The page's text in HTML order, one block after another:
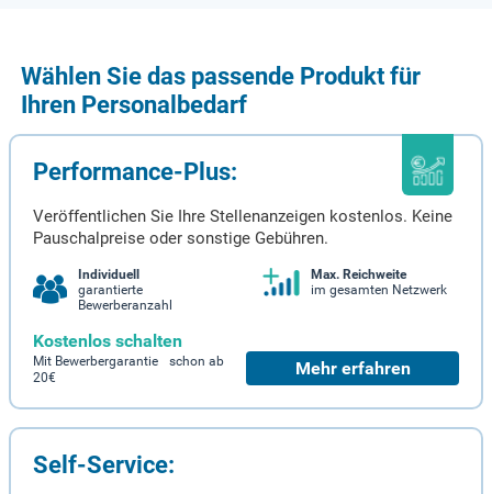
Wählen Sie das passende Produkt für
Ihren Personalbedarf
Performance-Plus:
Veröffentlichen Sie Ihre Stellenanzeigen kostenlos. Keine
Pauschalpreise oder sonstige Gebühren.
Individuell
garantierte
Bewerberanzahl
Max. Reichweite
im gesamten Netzwerk
Kostenlos schalten
Mit Bewerbergarantie schon ab
20€
Mehr erfahren
Self-Service: